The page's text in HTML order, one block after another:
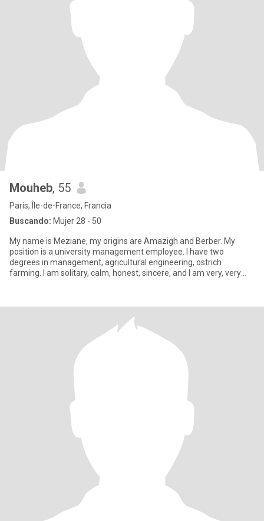
Mouheb, 55
Paris, Île-de-France, Francia
Buscando: Mujer 28 - 50
My name is Meziane, my origins are Amazigh and Berber. My
position is a university management employee. I have two
degrees in management, agricultural engineering, ostrich
farming. I am solitary, calm, honest, sincere, and I am very, very